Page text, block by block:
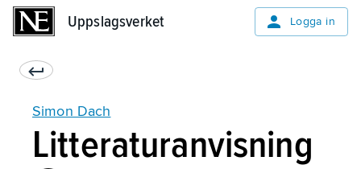
Uppslagsverket Logga in
Simon Dach
Litteraturanvisning